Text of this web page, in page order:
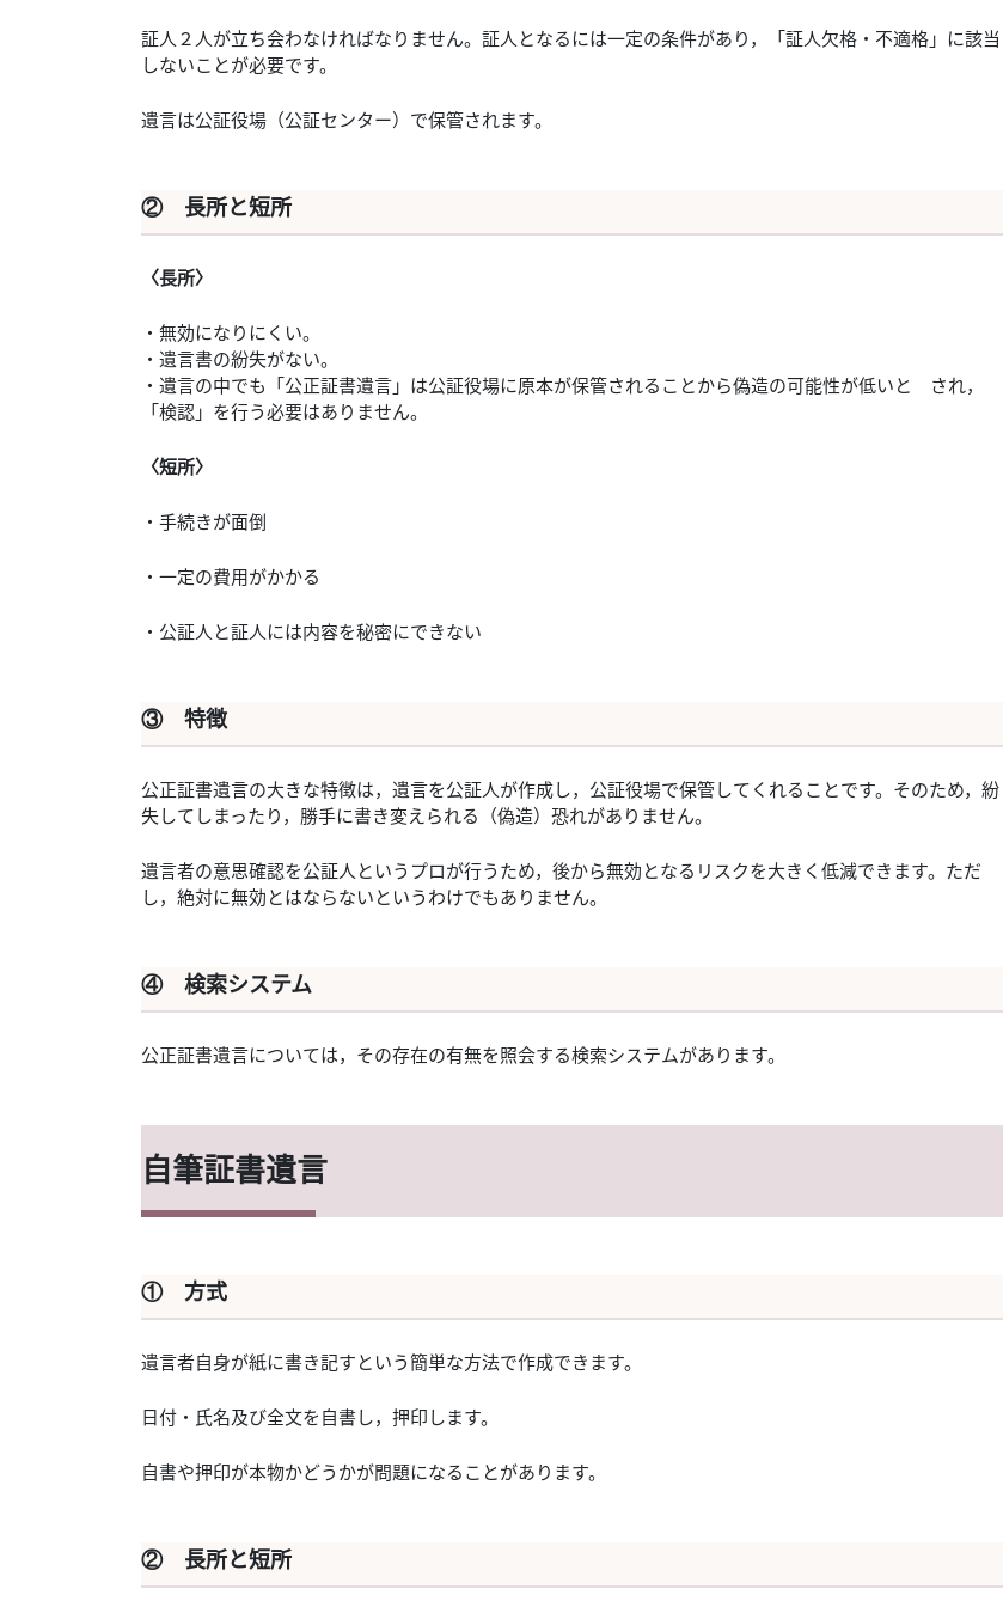
証人２人が立ち会わなければなりません。証人となるには一定の条件があり，「証人欠格・不適格」に該当
しないことが必要です。
遺言は公証役場（公証センター）で保管されます。
② 長所と短所
〈長所〉
・無効になりにくい。
・遺言書の紛失がない。
・遺言の中でも「公正証書遺言」は公証役場に原本が保管されることから偽造の可能性が低いと され，
「検認」を行う必要はありません。
〈短所〉
・手続きが面倒
・一定の費用がかかる
・公証人と証人には内容を秘密にできない
③ 特徴
公正証書遺言の大きな特徴は，遺言を公証人が作成し，公証役場で保管してくれることです。そのため，紛
失してしまったり，勝手に書き変えられる（偽造）恐れがありません。
遺言者の意思確認を公証人というプロが行うため，後から無効となるリスクを大きく低減できます。ただ
し，絶対に無効とはならないというわけでもありません。
④ 検索システム
公正証書遺言については，その存在の有無を照会する検索システムがあります。
自筆証書遺言
① 方式
遺言者自身が紙に書き記すという簡単な方法で作成できます。
日付・氏名及び全文を自書し，押印します。
自書や押印が本物かどうかが問題になることがあります。
② 長所と短所